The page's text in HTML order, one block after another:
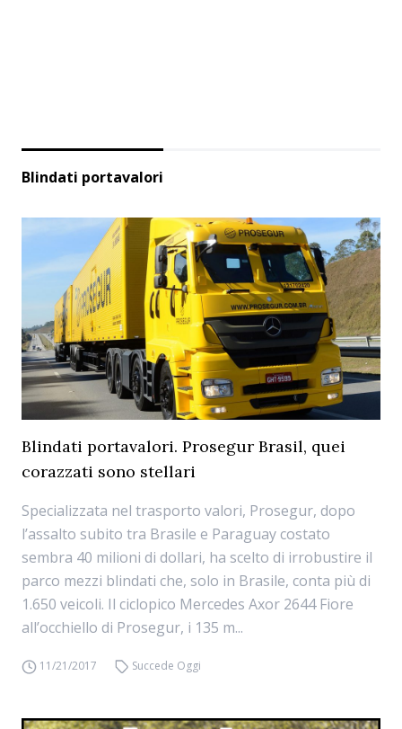
Blindati portavalori
Blindati portavalori. Prosegur Brasil, quei
corazzati sono stellari
Specializzata nel trasporto valori, Prosegur, dopo
l’assalto subito tra Brasile e Paraguay costato
sembra 40 milioni di dollari, ha scelto di irrobustire il
parco mezzi blindati che, solo in Brasile, conta più di
1.650 veicoli. Il ciclopico Mercedes Axor 2644 Fiore
all’occhiello di Prosegur, i 135 m...
11/21/2017 Succede Oggi